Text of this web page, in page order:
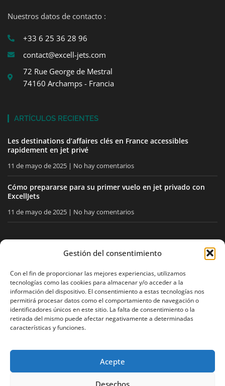
Gestión del consentimiento
Con el fin de proporcionar las mejores experiencias, utilizamos
tecnologías como las cookies para almacenar y/o acceder a la
información del dispositivo. El consentimiento a estas tecnologías nos
permitirá procesar datos como el comportamiento de navegación o
identificadores únicos en este sitio. La falta de consentimiento o la
retirada del mismo puede afectar negativamente a determinadas
características y funciones.
Acepte
Desechos
Nuestros datos de contacto :
+33 6 25 36 28 96
contact@excell-jets.com
72 Rue George de Mestral
74160 Archamps - Francia
ARTÍCULOS RECIENTES
Les destinations d’affaires clés en France accessibles
rapidement en jet privé
11 de mayo de 2025 No hay comentarios
Cómo prepararse para su primer vuelo en jet privado con
ExcellJets
11 de mayo de 2025 No hay comentarios
MANTÉNGASE INFORMADO
Reciba nuestros consejos y noticias directamente en su
buzón.
Aceptola política de privacidad